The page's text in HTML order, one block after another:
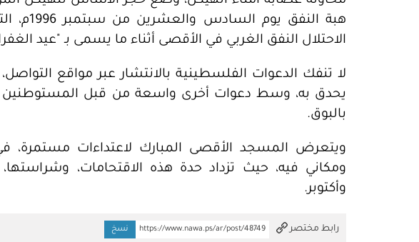
هبة النفق
الاحتلال النفق الغربي في الأقصى أثناء ما يسمى بـ "عيد
لا تنفك الدعوات الفلسطينية بالانتشار عبر مواقع
يحدق به، وسط دعوات أخرى واسعة من قبل المستوطنين
بالبوق.
ويتعرض المسجد الأقصى المبارك لاعتداءات مستمرة،
ومكاني فيه، حيث تزداد حدة هذه الاقتحامات، وشراستها،
وأكتوبر.
رابط مختصر https://www.nawa.ps/ar/post/48749
تم النسخ نسخ